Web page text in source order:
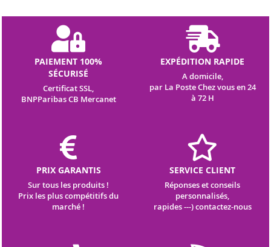
d’information
PAIEMENT 100%
SÉCURISÉ
Certificat SSL,
BNPParibas CB Mercanet
EXPÉDITION RAPIDE
A domicile,
par La Poste Chez vous en 24
à 72 H
PRIX GARANTIS
Sur tous les produits !
Prix les plus compétitifs du
marché !
SERVICE CLIENT
Réponses et conseils
personnalisés,
rapides ---) contactez-nous